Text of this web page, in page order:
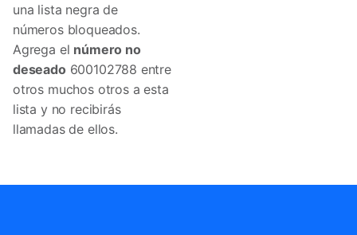
una lista negra de
números bloqueados.
Agrega el número no
deseado 600102788 entre
otros muchos otros a esta
lista y no recibirás
llamadas de ellos.